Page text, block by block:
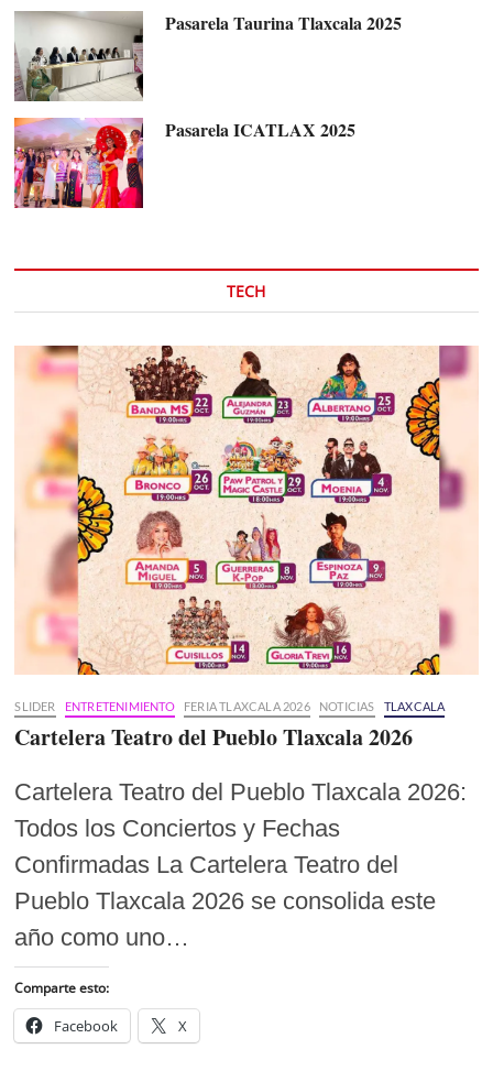
Pasarela Taurina Tlaxcala 2025
Pasarela ICATLAX 2025
TECH
SLIDER ENTRETENIMIENTO FERIA TLAXCALA 2026 NOTICIAS TLAXCALA
Cartelera Teatro del Pueblo Tlaxcala 2026
Cartelera Teatro del Pueblo Tlaxcala 2026:
Todos los Conciertos y Fechas
Confirmadas La Cartelera Teatro del
Pueblo Tlaxcala 2026 se consolida este
año como uno…
Comparte esto:
Facebook X